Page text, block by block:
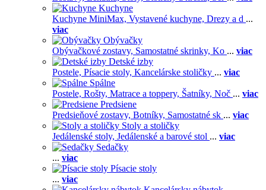
Kuchyne
Kuchyne MiniMax, Vystavené kuchyne, Drezy a d ...
viac
Obývačky
Obývačkové zostavy, Samostatné skrinky, Ko ... viac
Detské izby
Postele, Písacie stoly, Kancelárske stoličky ... viac
Spálne
Postele, Rošty, Matrace a toppery, Šatníky, Noč ... viac
Predsiene
Predsieňové zostavy, Botníky, Samostatné sk ... viac
Stoly a stoličky
Jedálenské stoly, Jedálenské a barové stol ... viac
Sedačky
... viac
Písacie stoly
... viac